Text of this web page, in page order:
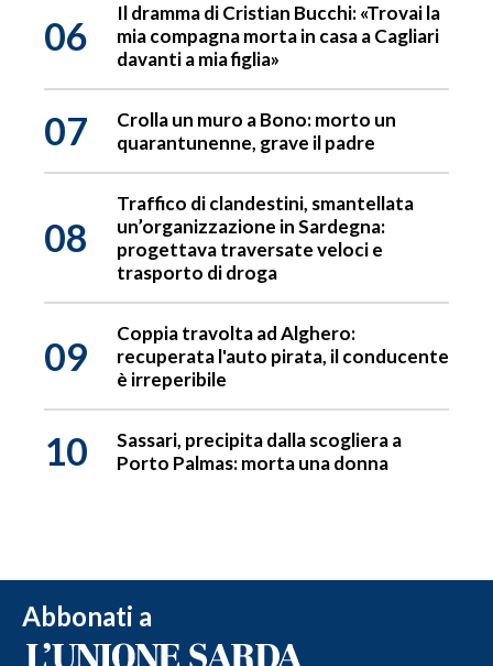
06
Il dramma di Cristian Bucchi: «Trovai la
mia compagna morta in casa a Cagliari
davanti a mia figlia»
07
Crolla un muro a Bono: morto un
quarantunenne, grave il padre
08
Traffico di clandestini, smantellata
un’organizzazione in Sardegna:
progettava traversate veloci e
trasporto di droga
09
Coppia travolta ad Alghero:
recuperata l'auto pirata, il conducente
è irreperibile
10
Sassari, precipita dalla scogliera a
Porto Palmas: morta una donna
Abbonati a